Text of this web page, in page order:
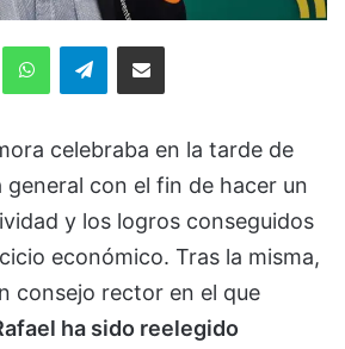
Telegram
celebraba en la tarde de
general con el fin de hacer un
y los logros conseguidos
económico. Tras la misma,
consejo rector en el que
ha sido reelegido